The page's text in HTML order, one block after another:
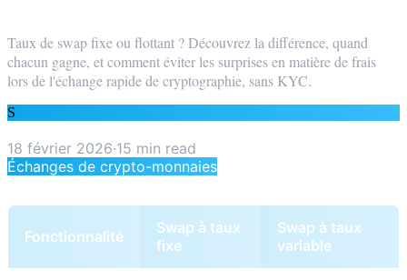
Taux de swap fixe ou flottant ? Découvrez la différence, quand
chacun gagne, et comment éviter les surprises en matière de frais
lors de l'échange rapide de cryptographie, sans KYC.
S
18 février 2026·15 min read
Échanges de crypto-monnaies
Fonctionnalité
Swap à taux
fixe
Swap à taux
variable